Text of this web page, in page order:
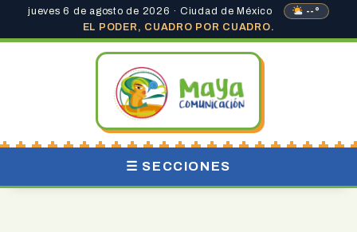
jueves 6 de agosto de 2026 · Ciudad de México
--°
EL PODER, CUADRO POR CUADRO.
☰ SECCIONES